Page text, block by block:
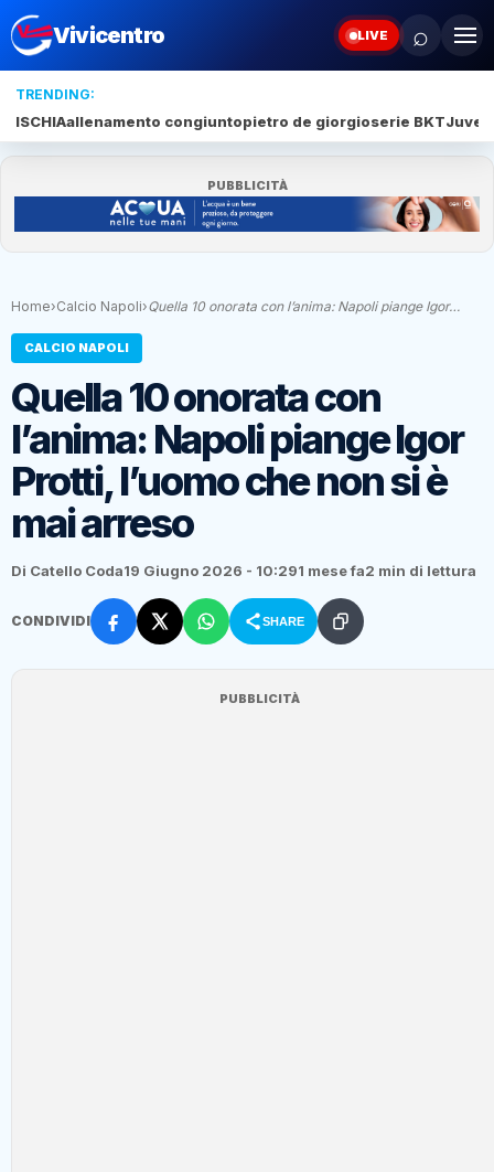
Vivicentro LIVE ⌕
TRENDING:
ISCHIAallenamento congiuntopietro de giorgioserie BKTJuve
PUBBLICITÀ
Home›Calcio Napoli›Quella 10 onorata con l’anima: Napoli piange Igor…
CALCIO NAPOLI
Quella 10 onorata con
l’anima: Napoli piange Igor
Protti, l’uomo che non si è
mai arreso
Di Catello Coda19 Giugno 2026 - 10:291 mese fa2 min di lettura
CONDIVIDI SHARE
PUBBLICITÀ